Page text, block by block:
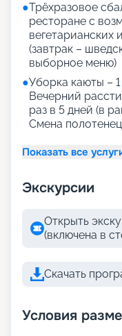
●Трёхразовое
ресторане с
вегетарианских
(завтрак –
выборное меню)
●Уборка каюты –
Вечерний
раз в 5 дней (в
Смена полотенец
Показать все
Экскурсии
Открыть
(включена в
Скачать
Условия